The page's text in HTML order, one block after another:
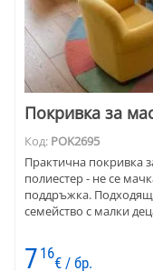
Покривка за
Код: POK2695
Практична покривка
полиестер - не се
поддръжка.
семейство с малки
7 16
€ / бр.